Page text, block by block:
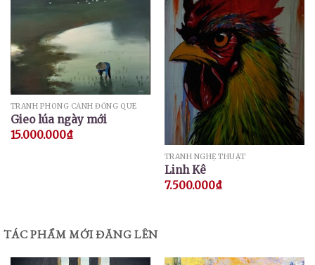
TRANH PHONG CẢNH ĐỒNG QUÊ
Gieo lúa ngày mới
15.000.000₫
TRANH NGHỆ THUẬT
Linh Kê
7.500.000₫
TÁC PHẨM MỚI ĐĂNG LÊN